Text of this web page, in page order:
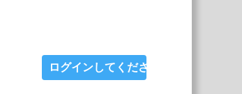
ログインしてください